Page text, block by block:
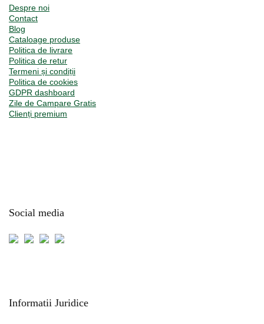
Despre noi
Contact
Blog
Cataloage produse
Politica de livrare
Politica de retur
Termeni și condiții
Politica de cookies
GDPR dashboard
Zile de Campare Gratis
Clienți premium
Social media
Informatii Juridice